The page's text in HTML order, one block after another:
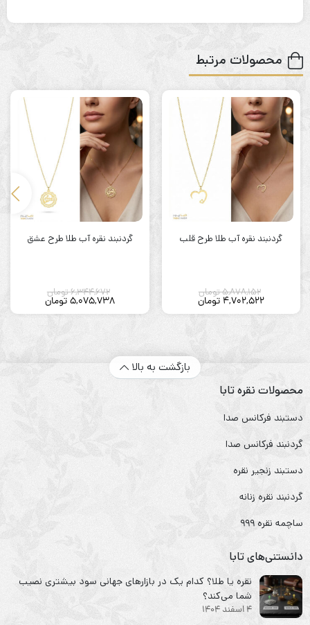
محصولات مرتبط
گردنبند نقره آب طلا طرح قلب
5,878,152تومان
4,702,522 تومان
گردنبند نقره آب طلا طرح عشق
6,344,672تومان
5,075,738 تومان
بازگشت به بالا
محصولات نقره تابا
دستبند فرکانس صدا
گردنبند فرکانس صدا
دستبند زنجیر نقره
گردنبند نقره زنانه
ساچمه نقره ۹۹۹
دانستنی‌های تابا
نقره یا طلا؟ کدام یک در بازارهای جهانی سود بیشتری نصیب
شما می‌کند؟
4 اسفند 1404